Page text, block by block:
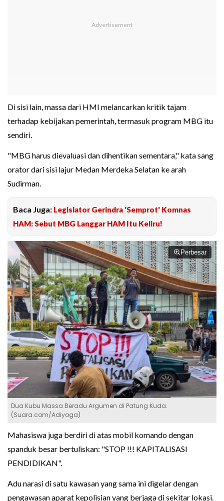
Di sisi lain, massa dari HMI melancarkan kritik tajam
terhadap kebijakan pemerintah, termasuk program MBG itu
sendiri.
"MBG harus dievaluasi dan dihentikan sementara," kata sang
orator dari sisi lajur Medan Merdeka Selatan ke arah
Sudirman.
Baca Juga: Legislator Gerindra 'Semprot' Komnas
HAM: Sebut MBG Langgar HAM Itu Keliru!
Perbesar
Dua Kubu Massa Beradu Argumen di Patung Kuda.
(Suara.com/Adiyoga)
Mahasiswa juga berdiri di atas mobil komando dengan
spanduk besar bertuliskan: "STOP !!! KAPITALISASI
PENDIDIKAN".
Adu narasi di satu kawasan yang sama ini digelar dengan
pengawasan aparat kepolisian yang berjaga di sekitar lokasi.